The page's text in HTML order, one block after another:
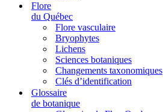
Flore
du Québec
Flore vasculaire
Bryophytes
Lichens
Sciences botaniques
Changements taxonomiques
Clés d’identification
Glossaire
de botanique